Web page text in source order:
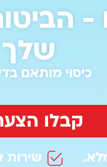
-
שלך
כיסוי מותאם
קבלו
שירות